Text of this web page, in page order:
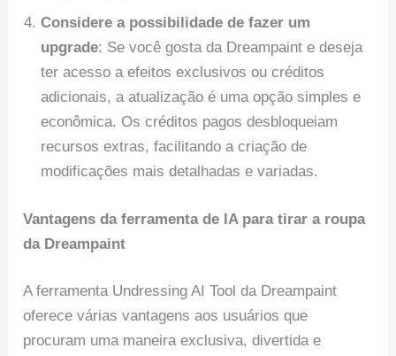
Considere a possibilidade de fazer um
upgrade: Se você gosta da Dreampaint e deseja
ter acesso a efeitos exclusivos ou créditos
adicionais, a atualização é uma opção simples e
econômica. Os créditos pagos desbloqueiam
recursos extras, facilitando a criação de
modificações mais detalhadas e variadas.
Vantagens da ferramenta de IA para tirar a roupa
da Dreampaint
A ferramenta Undressing AI Tool da Dreampaint
oferece várias vantagens aos usuários que
procuram uma maneira exclusiva, divertida e